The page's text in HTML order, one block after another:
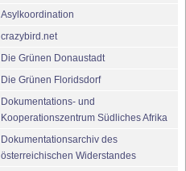
Asylkoordination
crazybird.net
Die Grünen Donaustadt
Die Grünen Floridsdorf
Dokumentations- und
Kooperationszentrum Südliches Afrika
Dokumentationsarchiv des
österreichischen Widerstandes